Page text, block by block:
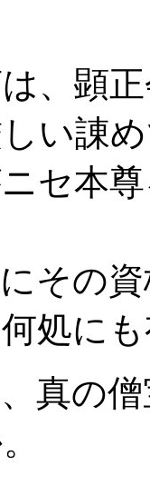
、顕
い諌
セ本
その
処に
真の